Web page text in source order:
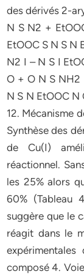
des dérivés 2-
N S N2 +
EtOOC S N S N
N2 I – N S I
O + O N S NH2
N S N EtOOC N
12. Mécanisme
Synthèse des
de Cu(I)
réactionnel.
les 25% alors
60% (Tableau
suggère que le
réagit dans le
composé 4.